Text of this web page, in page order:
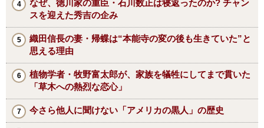
なぜ、徳川家の重臣・石川数正は寝返ったのか? チャン
スを迎えた秀吉の企み
織田信長の妻・帰蝶は“本能寺の変の後も生きていた”と
思える理由
植物学者・牧野富太郎が、家族を犠牲にしてまで貫いた
「草木への熱烈な恋心」
今さら他人に聞けない「アメリカの黒人」の歴史